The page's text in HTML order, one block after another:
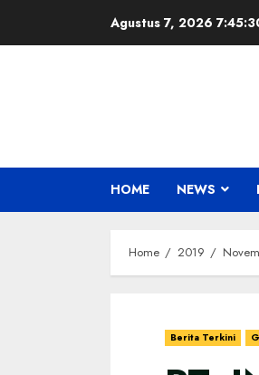
Agustus 7, 2026
HOME NEWS
Home 2019
Berita Terkini